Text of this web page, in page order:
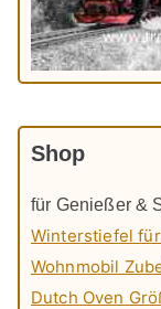
Shop
für Genießer &
Winterstiefel
Wohnmobil
Dutch Oven